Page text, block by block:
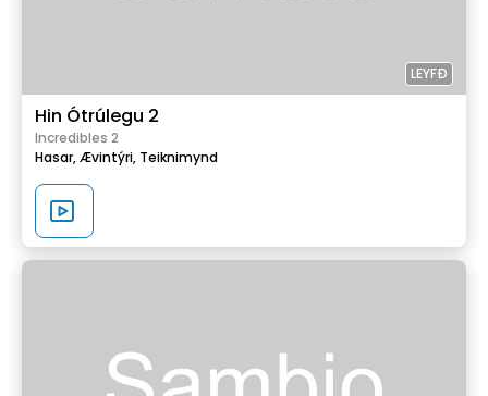
LEYFÐ
Hin Ótrúlegu 2
Incredibles 2
Hasar,Ævintýri, Teiknimynd